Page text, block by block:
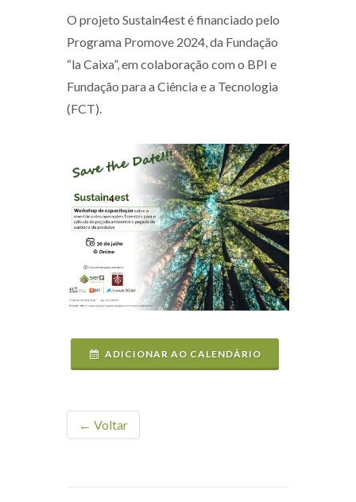
O projeto Sustain4est é financiado pelo
Programa Promove 2024, da Fundação
“la Caixa”, em colaboração com o BPI e
Fundação para a Ciência e a Tecnologia
(FCT).
ADICIONAR AO CALENDÁRIO
← Voltar